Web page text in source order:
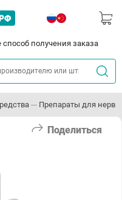
способ получения заказа
Препараты для
Поделиться